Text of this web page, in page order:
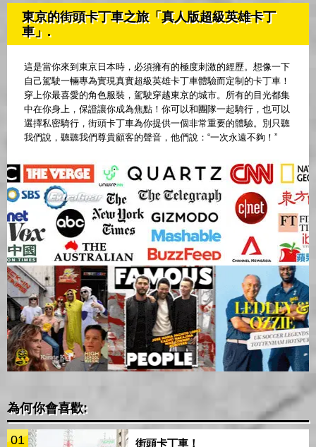
東京的街頭卡丁車之旅「真人版超級英雄卡丁
車」.
這是當你來到東京日本時，必須擁有的極度刺激的經歷。想像一下
自己駕駛一輛專為實現真實超級英雄卡丁車體驗而定制的卡丁車！
穿上你最喜愛的角色服裝，駕駛穿越東京的城市。所有的目光都集
中在你身上，保證讓你成為焦點！你可以和團隊一起騎行，也可以
選擇私密騎行，街頭卡丁車為你提供一個非常重要的體驗。別只聽
我們說，聽聽我們尊貴顧客的聲音，他們說：“一次永遠不夠！”
為何你會喜歡:
01 街頭卡丁車！